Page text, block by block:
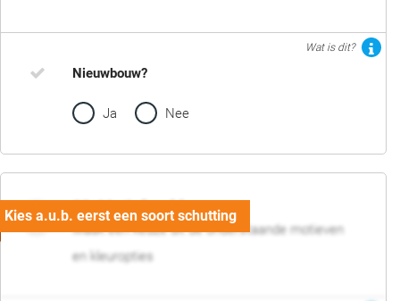
Wat is dit?
Nieuwbouw?
Ja Nee
02. Motief en kleur
Maak een keuze uit de onderstaande motieven
en kleuropties